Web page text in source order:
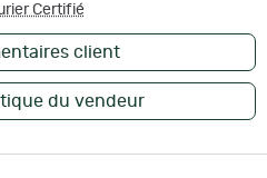
Certifié
client
du vendeur